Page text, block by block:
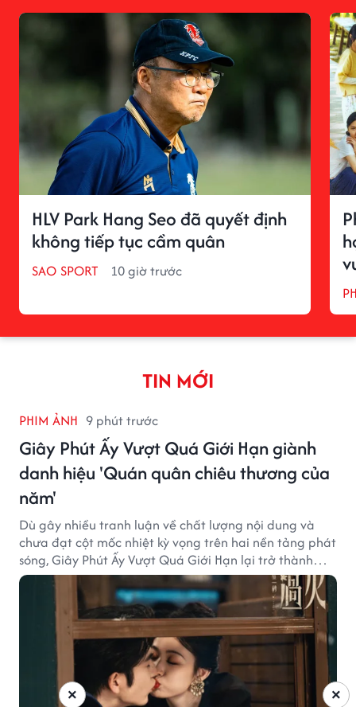
HLV Park Hang Seo đã quyết định
không tiếp tục cầm quân
SAO SPORT 10 giờ trước
TIN MỚI
PHIM ẢNH 9 phút trước
Giây Phút Ấy Vượt Quá Giới Hạn giành
danh hiệu 'Quán quân chiêu thương của
năm'
Dù gây nhiều tranh luận về chất lượng nội dung và
chưa đạt cột mốc nhiệt kỳ vọng trên hai nền tảng phát
sóng, Giây Phút Ấy Vượt Quá Giới Hạn lại trở thành
hiện tượng ở khía cạnh thương mại.
×
×